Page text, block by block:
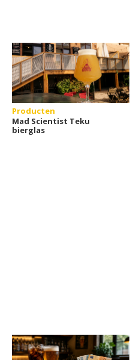
Producten
Mad Scientist Teku
bierglas